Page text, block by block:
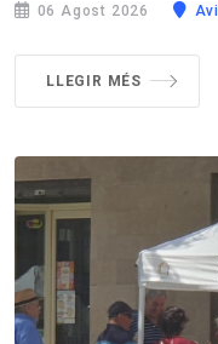
06 Agost 2026
LLEGIR MÉS